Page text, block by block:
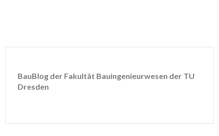
BauBlog der Fakultät Bauingenieurwesen der TU
Dresden